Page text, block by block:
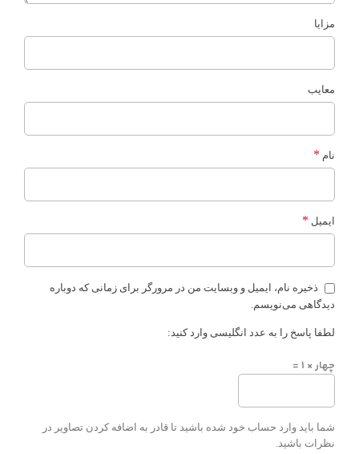
مزایا
معایب
نام *
ایمیل *
ذخیره نام، ایمیل و وبسایت من در مرورگر برای زمانی که دوباره
دیدگاهی می‌نویسم.
لطفا پاسخ را به عدد انگلیسی وارد کنید:
چهار × 1 =
شما باید وارد حساب خود شده باشید تا قادر به اضافه کردن تصاویر در
نظرات باشید.